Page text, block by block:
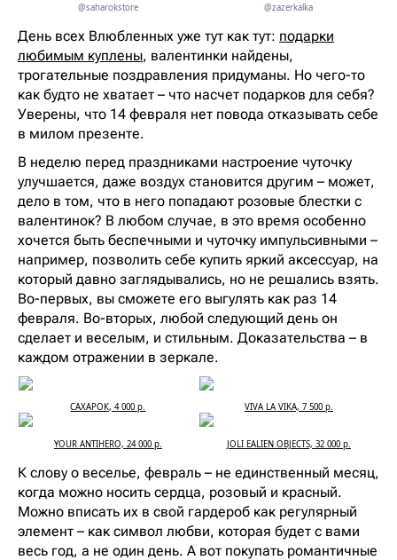
@saharokstore @zazerkalka
День всех Влюбленных уже тут как тут: подарки
любимым куплены, валентинки найдены,
трогательные поздравления придуманы. Но чего-то
как будто не хватает – что насчет подарков для себя?
Уверены, что 14 февраля нет повода отказывать себе
в милом презенте.
В неделю перед праздниками настроение чуточку
улучшается, даже воздух становится другим – может,
дело в том, что в него попадают розовые блестки с
валентинок? В любом случае, в это время особенно
хочется быть беспечными и чуточку импульсивными –
например, позволить себе купить яркий аксессуар, на
который давно заглядывались, но не решались взять.
Во-первых, вы сможете его выгулять как раз 14
февраля. Во-вторых, любой следующий день он
сделает и веселым, и стильным. Доказательства – в
каждом отражении в зеркале.
САХАРОК, 4 000 р. VIVA LA VIKA, 7 500 р.
YOUR ANTIHERO, 24 000 р. JOLI EALIEN OBJECTS, 32 000 р.
К слову о веселье, февраль – не единственный месяц,
когда можно носить сердца, розовый и красный.
Можно вписать их в свой гардероб как регулярный
элемент – как символ любви, которая будет с вами
весь год, а не один день. А вот покупать романтичные